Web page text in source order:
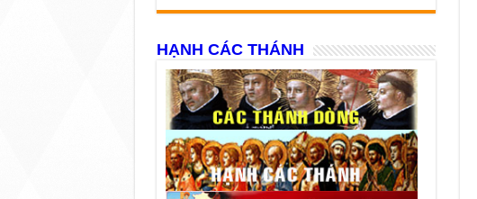
HẠNH CÁC THÁNH